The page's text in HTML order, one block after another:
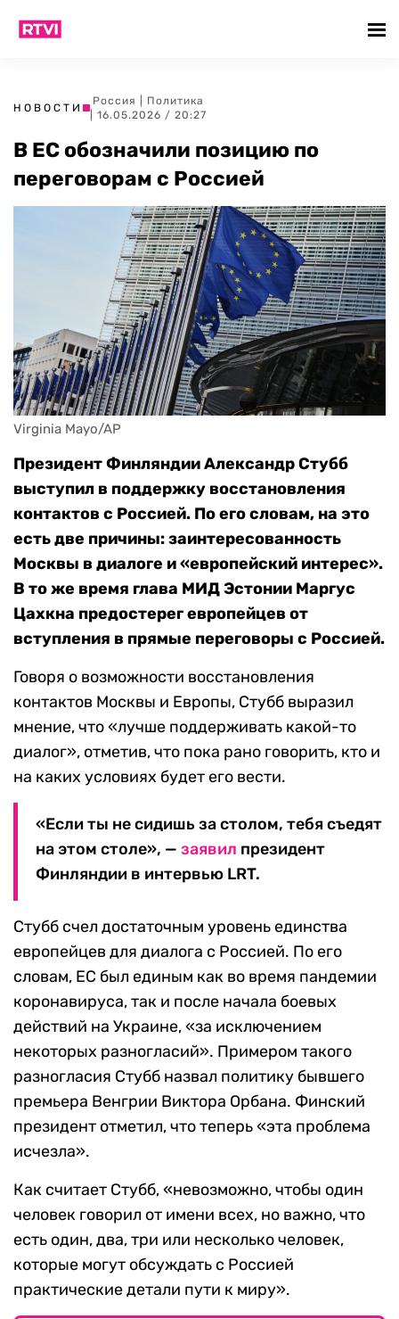
НОВОСТИ
Россия
Политика
| 16.05.2026 / 20:27
В ЕС обозначили позицию по
переговорам с Россией
Virginia Mayo/AP
Президент Финляндии Александр Стубб
выступил в поддержку восстановления
контактов с Россией. По его словам, на это
есть две причины: заинтересованность
Москвы в диалоге и «европейский интерес».
В то же время глава МИД Эстонии Маргус
Цахкна предостерег европейцев от
вступления в прямые переговоры с Россией.
Говоря о возможности восстановления
контактов Москвы и Европы, Стубб выразил
мнение, что «лучше поддерживать какой-то
диалог», отметив, что пока рано говорить, кто и
на каких условиях будет его вести.
«Если ты не сидишь за столом, тебя съедят
на этом столе», — заявил президент
Финляндии в интервью LRT.
Стубб счел достаточным уровень единства
европейцев для диалога с Россией. По его
словам, ЕС был единым как во время пандемии
коронавируса, так и после начала боевых
действий на Украине, «за исключением
некоторых разногласий». Примером такого
разногласия Стубб назвал политику бывшего
премьера Венгрии Виктора Орбана. Финский
президент отметил, что теперь «эта проблема
исчезла».
Как считает Стубб, «невозможно, чтобы один
человек говорил от имени всех, но важно, что
есть один, два, три или несколько человек,
которые могут обсуждать с Россией
практические детали пути к миру».